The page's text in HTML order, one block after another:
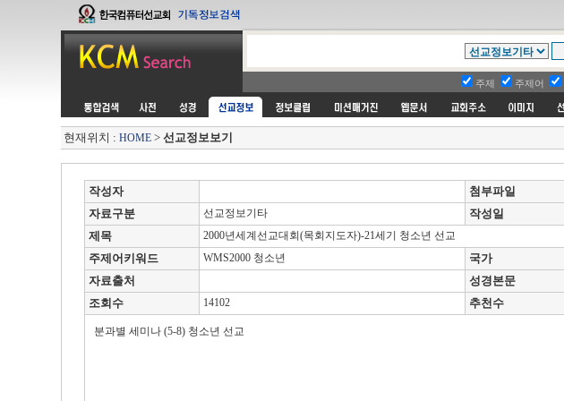
주제 주제어
현재위치 : HOME> 선교정보보기
작성자
첨부파일
자료구분
선교정보기타 작성일
제목 2000년세계선교대회(목회지도자)-21세기 청소년 선교
주제어키워드 WMS2000 청소년
국가
자료출처
성경본문
조회수
14102 추천수
분과별 세미나 (5-8) 청소년 선교